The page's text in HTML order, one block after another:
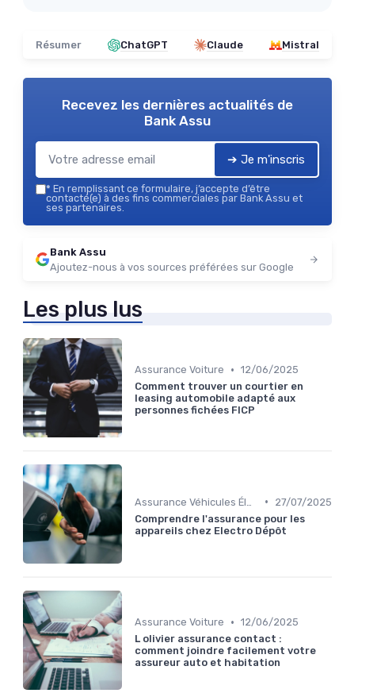
Résumer ChatGPT Claude Mistral
Recevez les dernières actualités de
Bank Assu
➔ Je m'inscris
* En remplissant ce formulaire, j’accepte d’être
contacté(e) à des fins commerciales par Bank Assu et
ses partenaires.
Bank Assu
Ajoutez-nous à vos sources préférées sur Google
Les plus lus
Assurance Voiture • 12/06/2025
Comment trouver un courtier en
leasing automobile adapté aux
personnes fichées FICP
•
27/07/2025
Comprendre l'assurance pour les
appareils chez Electro Dépôt
Assurance Voiture • 12/06/2025
L olivier assurance contact :
comment joindre facilement votre
assureur auto et habitation